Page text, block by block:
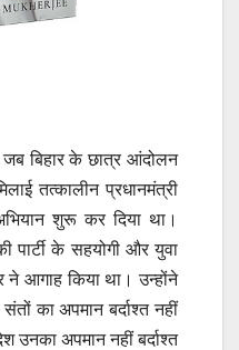
बिहार के छात्र आंदोलन
तत्कालीन प्रधानमंत्री
शुरू कर दिया था।
पार्टी के सहयोगी और युवा
आगाह किया था। उन्होंने
का अपमान बर्दाश्त नहीं
अपमान नहीं बर्दाश्त